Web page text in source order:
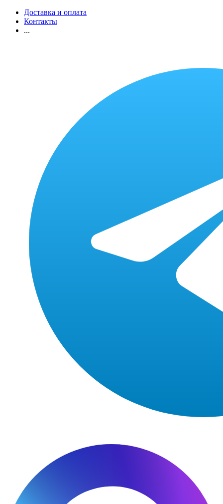
Доставка и оплата
Контакты
...